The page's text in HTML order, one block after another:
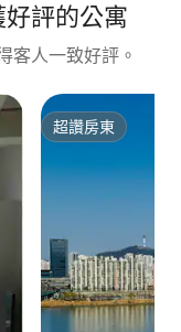
評的公寓
客人一致好評。
超讚房東
超讚房東